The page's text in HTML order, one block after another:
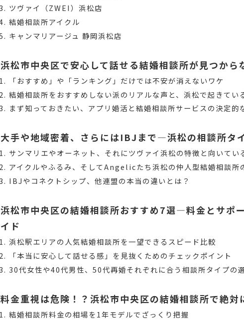
ツヴァイ（ZWEI）浜松店
結婚相談所アイクル
キャンマリアージュ 静岡浜松店
浜松市中央区で安心して話せる結婚相談所が見つから
「おすすめ」や「ランキング」だけでは不安が消えないワケ
結婚相談所をおすすめしない派のリアルな声と、浜松で起きてい
まず知っておきたい、アプリ婚活と結婚相談所サービスの決定的
大手や地域密着、さらにはIBJまで―浜松の相談所タ
サンマリエやオーネット、それにツヴァイ浜松の特徴と向いてい
アイクルやふるみ、そしてAngelicたち浜松の仲人型結婚相談所
IBJやコネクトシップ、他連盟の本当の違いとは？
浜松市中央区の結婚相談所おすすめ7選―料金とサポ
イド
浜松駅エリアの人気結婚相談所を一望できるスピード比較
「本当に安心して話せる感」を見抜くためのチェックポイント
30代女性や40代男性、50代再婚それぞれに合う相談所タイプの
料金重視は危険！？浜松市中央区の結婚相談所で絶対
結婚相談所料金の相場を1年モデルでざっくり把握